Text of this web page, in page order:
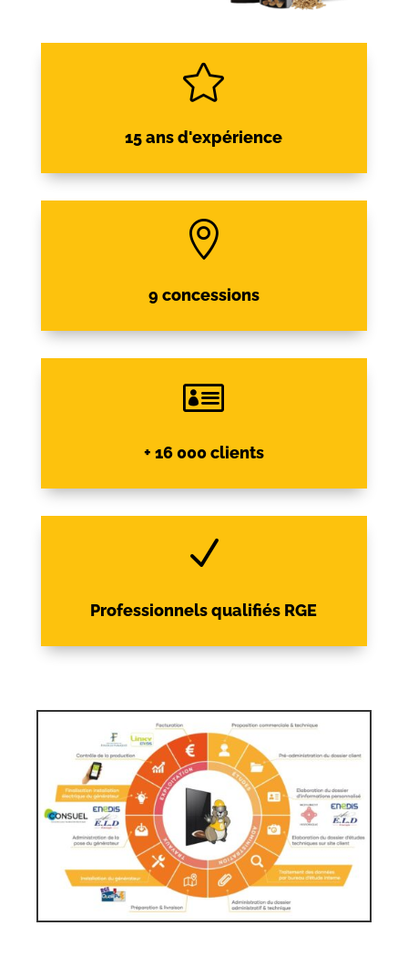

15 ans d'expérience

9 concessions

+ 16 000 clients
N
Professionnels qualifiés RGE